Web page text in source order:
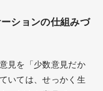
ションの仕組みづ
見を「少数意見だか
いては、せっかく生